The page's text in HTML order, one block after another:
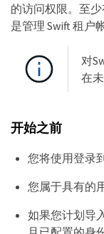
的访问权限。至
是管理 Swift 租户
对
在
开始之前
您将使用登录
您属于具有的
如果您计划导